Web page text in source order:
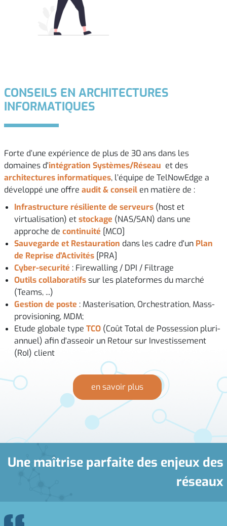
CONSEILS EN ARCHITECTURES
INFORMATIQUES
Forte d’une expérience de plus de 30 ans dans les
domaines d'intégration Systèmes/Réseau et des
architectures informatiques, l’équipe de TelNowEdge a
développé une offre audit & conseilen matière de :
Infrastructure résiliente de serveurs(host et
virtualisation) etstockage (NAS/SAN) dans une
approche de continuité [MCO]
Sauvegarde et Restauration dans les cadre d'un Plan
de Reprise d'Activités[PRA]
Cyber-securité : Firewalling / DPI / Filtrage
Outils collaboratifssur les plateformes du marché
(Teams, ...)
Gestion de poste : Masterisation, Orchestration, Mass-
provisioning, MDM;
Etude globale type TCO(Coût Total de Possession pluri-
annuel) afin d'asseoir un Retour sur Investissement
(RoI) client
en savoir plus
Une maîtrise parfaite des enjeux des
réseaux